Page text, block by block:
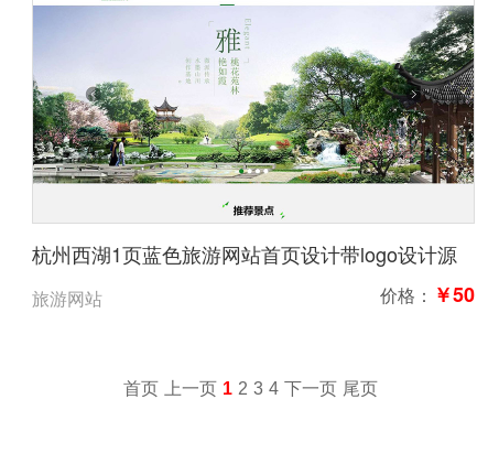
杭州西湖1页蓝色旅游网站首页设计带logo设计源
旅游网站 价格： ￥50
首页 上一页 1 2 3 4 下一页 尾页